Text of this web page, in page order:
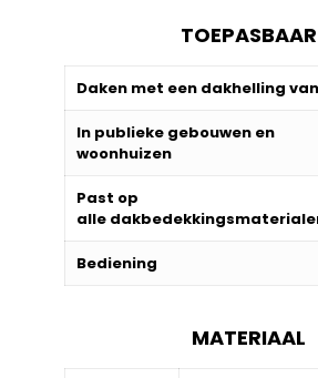
TOEPASBAAR
Daken met een dakhelling van
In publieke gebouwen en
woonhuizen
Past op
alle
Bediening
MATERIAAL